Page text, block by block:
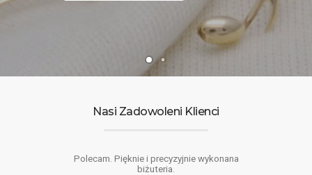
Nasi Zadowoleni Klienci
Polecam. Pięknie i precyzyjnie wykonana
biżuteria.